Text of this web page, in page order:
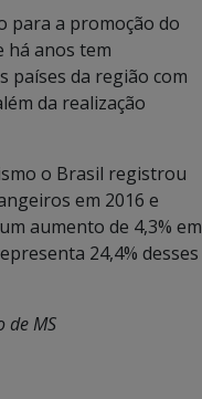
para a promoção do
há anos tem
países da região com
da realização
o Brasil registrou
em 2016 e
aumento de 4,3% em
24,4% desses
de MS